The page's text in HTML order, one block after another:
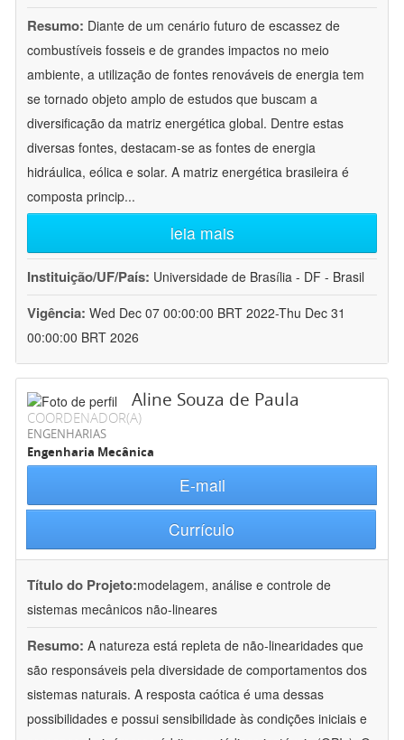
Resumo: Diante de um cenário futuro de escassez de
combustíveis fosseis e de grandes impactos no meio
ambiente, a utilização de fontes renováveis de energia tem
se tornado objeto amplo de estudos que buscam a
diversificação da matriz energética global. Dentre estas
diversas fontes, destacam-se as fontes de energia
hidráulica, eólica e solar. A matriz energética brasileira é
composta princip...
leia mais
Instituição/UF/País: Universidade de Brasília - DF - Brasil
Vigência: Wed Dec 07 00:00:00 BRT 2022-Thu Dec 31
00:00:00 BRT 2026
Aline Souza de Paula
COORDENADOR(A)
ENGENHARIAS
Engenharia Mecânica
E-mail
Currículo
Título do Projeto:modelagem, análise e controle de
sistemas mecânicos não-lineares
Resumo: A natureza está repleta de não-linearidades que
são responsáveis pela diversidade de comportamentos dos
sistemas naturais. A resposta caótica é uma dessas
possibilidades e possui sensibilidade às condições iniciais e